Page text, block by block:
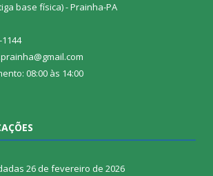
base física) - Prainha-PA
08:00 às 14:00
26 de fevereiro de 2026